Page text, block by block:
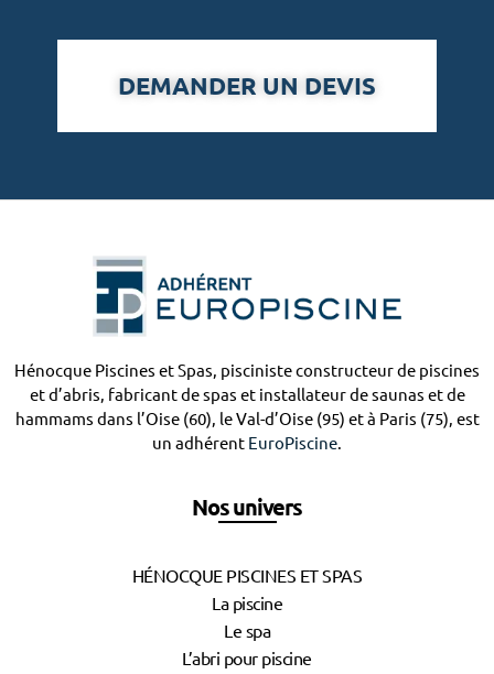
DEMANDER UN DEVIS
Hénocque Piscines et Spas, pisciniste constructeur de piscines
et d’abris, fabricant de spas et installateur de saunas et de
hammams dans l’Oise (60), le Val-d’Oise (95) et à Paris (75), est
un adhérent EuroPiscine.
Nos univers
HÉNOCQUE PISCINES ET SPAS
La piscine
Le spa
L’abri pour piscine